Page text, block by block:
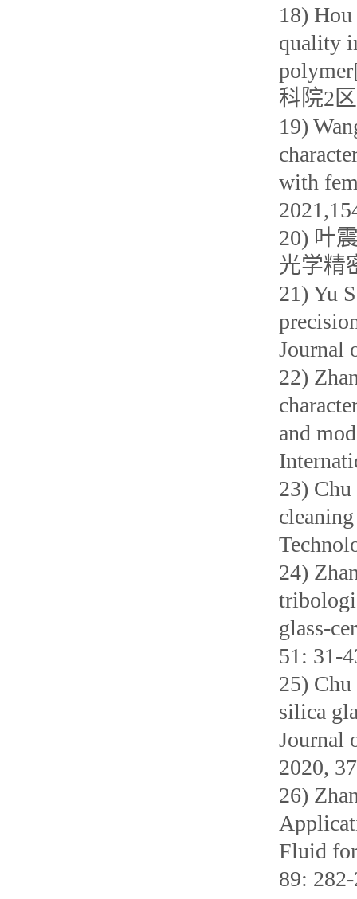
18)
quality
科院2
19)
with
20) 叶
光学精
21) Yu
Journal
22)
and
23)
24)
glass-
51: 31-
25) Chu
silica
Journal
2020,
26)
Fluid
89: